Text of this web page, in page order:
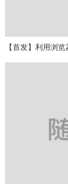
【首发】利用浏